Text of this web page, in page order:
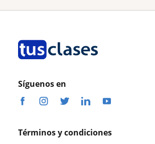
Síguenos en
Términos y condiciones